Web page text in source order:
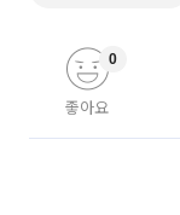
좋아요
0